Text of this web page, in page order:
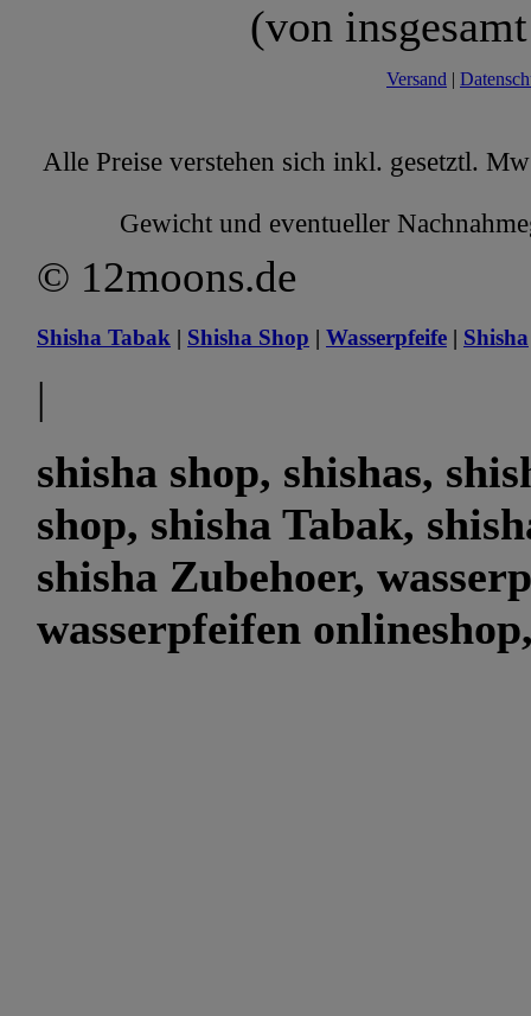
(von
Versand |
Alle Preise verstehen sich inkl. gesetztl.
Gewicht und eventueller
© 12moons.de
Shisha Tabak | Shisha Shop | Wasserpfeife | Shisha
|
shisha shop, shishas,
shop, shisha Tabak,
shisha Zubehoer,
wasserpfeifen